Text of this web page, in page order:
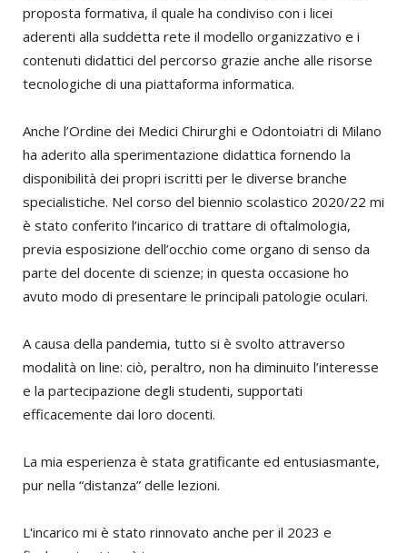
proposta formativa, il quale ha condiviso con i licei
aderenti alla suddetta rete il modello organizzativo e i
contenuti didattici del percorso grazie anche alle risorse
tecnologiche di una piattaforma informatica.
Anche l’Ordine dei Medici Chirurghi e Odontoiatri di Milano
ha aderito alla sperimentazione didattica fornendo la
disponibilità dei propri iscritti per le diverse branche
specialistiche. Nel corso del biennio scolastico 2020/22 mi
è stato conferito l’incarico di trattare di oftalmologia,
previa esposizione dell’occhio come organo di senso da
parte del docente di scienze; in questa occasione ho
avuto modo di presentare le principali patologie oculari.
A causa della pandemia, tutto si è svolto attraverso
modalità on line: ciò, peraltro, non ha diminuito l’interesse
e la partecipazione degli studenti, supportati
efficacemente dai loro docenti.
La mia esperienza è stata gratificante ed entusiasmante,
pur nella “distanza” delle lezioni.
L'incarico mi è stato rinnovato anche per il 2023 e